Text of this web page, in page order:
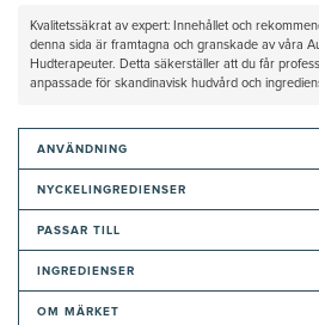
Kvalitetssäkrat av expert: Innehållet och
denna sida är framtagna och granskade av våra
Hudterapeuter. Detta säkerställer att du får
anpassade för skandinavisk hudvård och
ANVÄNDNING
NYCKELINGREDIENSER
PASSAR TILL
INGREDIENSER
OM MÄRKET